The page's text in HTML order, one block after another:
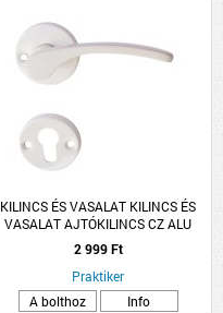
KILINCS ÉS VASALAT KILINCS ÉS
VASALAT AJTÓKILINCS CZ ALU
FEHÉR LANA ROZETTÁS
2 999 Ft
Praktiker
A bolthoz
Info